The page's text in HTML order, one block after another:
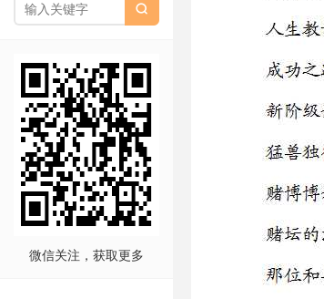

微信关注，获取更多